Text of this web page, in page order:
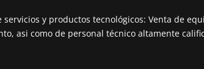
y productos tecnológicos: Venta de
asi como de personal técnico altamente